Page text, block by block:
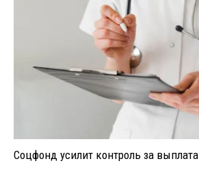
Соцфонд усилит контроль за